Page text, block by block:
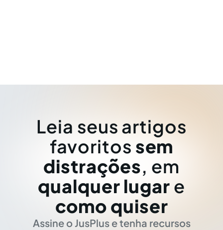
Leia seus artigos
favoritos sem
distrações, em
qualquer lugar e
como quiser
Assine o JusPlus e tenha recursos